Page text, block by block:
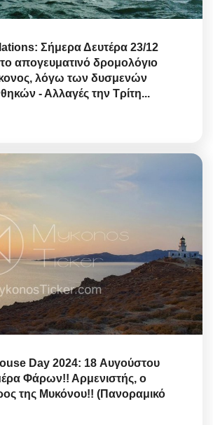
Σήμερα Δευτέρα 23/12
απογευματινό δρομολόγιο
λόγω των δυσμενών
- Αλλαγές την Τρίτη...
Day 2024: 18 Αυγούστου
Φάρων!! Αρμενιστής, ο
της Μυκόνου!! (Πανοραμικό